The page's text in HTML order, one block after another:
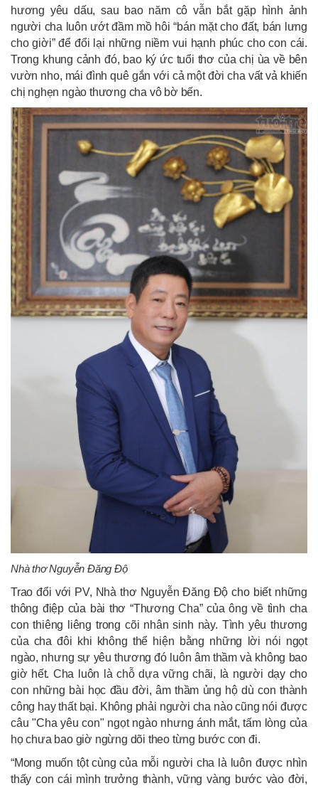
hương yêu dấu, sau bao năm cô vẫn bắt gặp hình ảnh
người cha luôn ướt đầm mồ hôi “bán mặt cho đất, bán lưng
cho giời” để đổi lại những niềm vui hạnh phúc cho con cái.
Trong khung cảnh đó, bao ký ức tuổi thơ của chị ùa về bên
vườn nho, mái đình quê gắn với cả một đời cha vất vả khiến
chị nghẹn ngào thương cha vô bờ bến.
Nhà thơ Nguyễn Đăng Độ
Trao đổi với PV, Nhà thơ Nguyễn Đăng Độ cho biết những
thông điệp của bài thơ “Thương Cha” của ông về tình cha
con thiêng liêng trong cõi nhân sinh này. Tình yêu thương
của cha đôi khi không thể hiện bằng những lời nói ngọt
ngào, nhưng sự yêu thương đó luôn âm thầm và không bao
giờ hết. Cha luôn là chỗ dựa vững chãi, là người dạy cho
con những bài học đầu đời, âm thầm ủng hộ dù con thành
công hay thất bại. Không phải người cha nào cũng nói được
câu "Cha yêu con" ngọt ngào nhưng ánh mắt, tấm lòng của
họ chưa bao giờ ngừng dõi theo từng bước con đi.
“Mong muốn tột cùng của mỗi người cha là luôn được nhìn
thấy con cái mình trưởng thành, vững vàng bước vào đời,